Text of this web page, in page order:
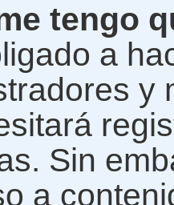
tengo
a
y
Sin
a